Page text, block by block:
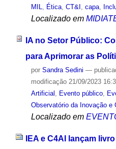
MIL, Ética, CT&I , capa,
Localizado em
IA no Setor Público:
para Aprimorar as
por Sandra Sedini —
modificação21/09/2023
Artificial
Evento público,
Observatório da Inovação e
Localizado em
IEA e C4AI lançam